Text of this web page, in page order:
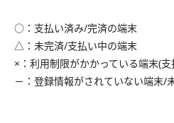
○：支払い済み/完済の端末
△：未完済/支払い中の端末
×：利用制限がかかっている端末(
－：登録情報がされていない端末/